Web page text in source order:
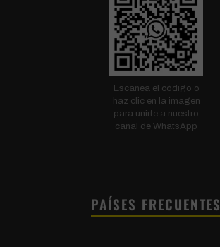
Escanea el código o
haz clic en la imagen
para unirte a nuestro
canal de WhatsApp
PAÍSES FRECUENTES